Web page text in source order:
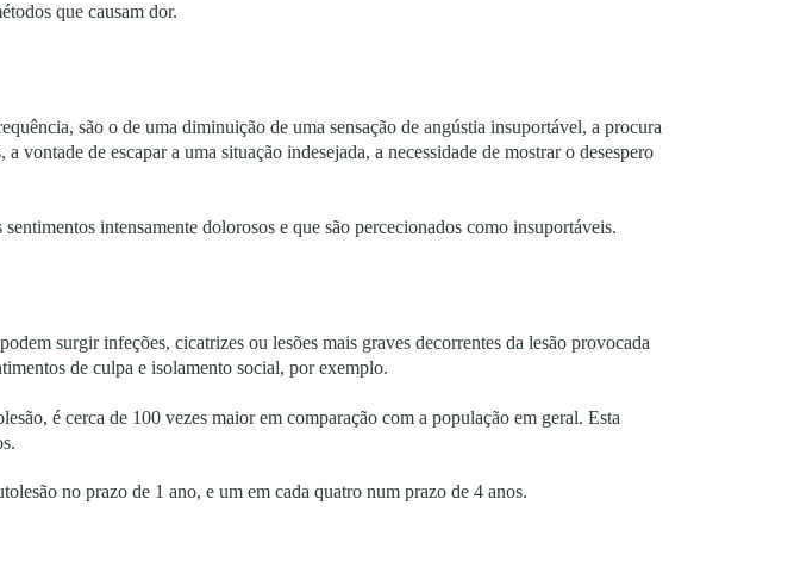
que causam dor.
são o de uma diminuição de uma sensação de angústia insuportável, a procura
de escapar a uma situação indesejada, a necessidade de mostrar o desespero
intensamente dolorosos e que são percecionados como insuportáveis.
surgir infeções, cicatrizes ou lesões mais graves decorrentes da lesão provocada
de culpa e isolamento social, por exemplo.
é cerca de 100 vezes maior em comparação com a população em geral. Esta
no prazo de 1 ano, e um em cada quatro num prazo de 4 anos.